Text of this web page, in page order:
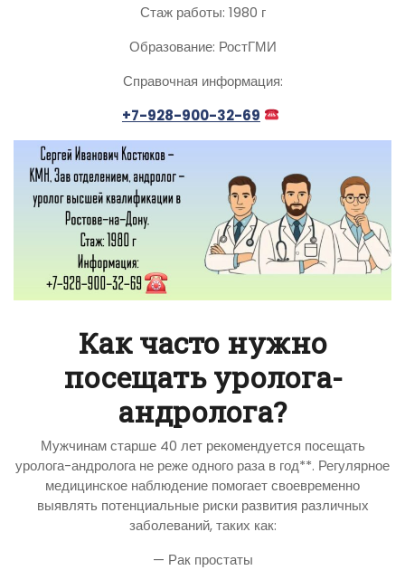
Стаж работы: 1980 г
Образование: РостГМИ
Справочная информация:
+7-928-900-32-69
Как часто нужно
посещать уролога-
андролога?
Мужчинам старше 40 лет рекомендуется посещать
уролога-андролога не реже одного раза в год**. Регулярное
медицинское наблюдение помогает своевременно
выявлять потенциальные риски развития различных
заболеваний, таких как:
— Рак простаты